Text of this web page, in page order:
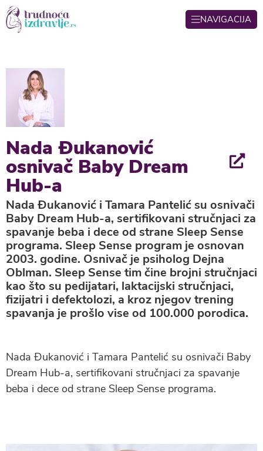
NAVIGACIJA
Nada Đukanović
osnivač Baby Dream
Hub-a
Nada Đukanović i Tamara Pantelić su osnivači
Baby Dream Hub-a, sertifikovani stručnjaci za
spavanje beba i dece od strane Sleep Sense
programa. Sleep Sense program je osnovan
2003. godine. Osnivač je psiholog Dejna
Oblman. Sleep Sense tim čine brojni stručnjaci
kao što su pedijatari, laktacijski stručnjaci,
fizijatri i defektolozi, a kroz njegov trening
spavanja je prošlo vise od 100.000 porodica.
Nada Đukanović i Tamara Pantelić su osnivači Baby
Dream Hub-a, sertifikovani stručnjaci za spavanje
beba i dece od strane Sleep Sense programa.